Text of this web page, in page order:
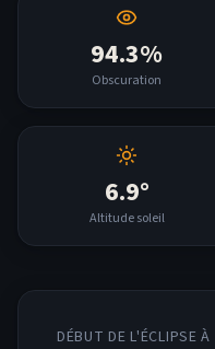
94.3%
Obscuration
6.9°
Altitude soleil
DÉBUT DE L'ÉCLIPSE À